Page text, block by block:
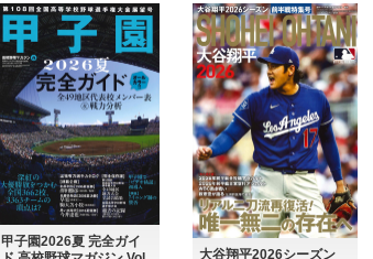
甲子園2026夏 完全ガイ
大谷翔平2026シーズン